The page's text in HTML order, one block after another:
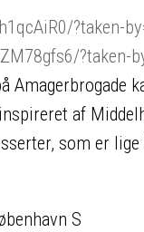
?taken-
?taken-
Amagerbrogade
af
som er
S